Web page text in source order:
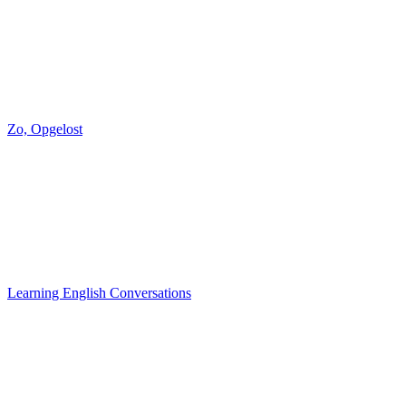
Zo, Opgelost
Learning English Conversations